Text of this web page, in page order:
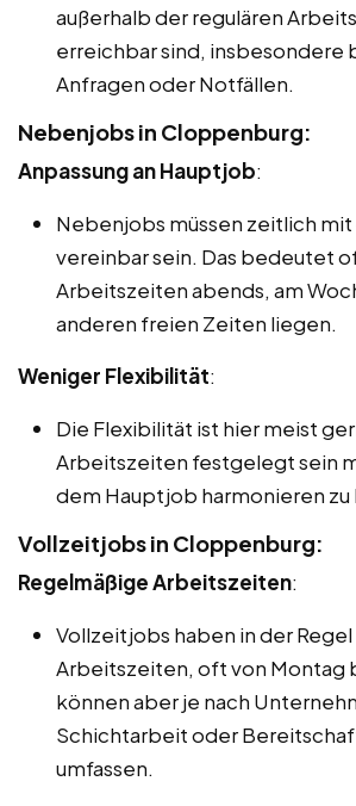
außerhalb der regulären
erreichbar sind, insbesondere
Anfragen oder Notfällen.
Nebenjobs in Cloppenburg:
Anpassung an Hauptjob:
Nebenjobs müssen zeitlich
vereinbar sein. Das bedeutet
Arbeitszeiten abends, am
anderen freien Zeiten liegen.
Weniger Flexibilität:
Die Flexibilität ist hier meist
Arbeitszeiten festgelegt sein
dem Hauptjob harmonieren zu
Vollzeitjobs in Cloppenburg:
Regelmäßige Arbeitszeiten:
Vollzeitjobs haben in der
Arbeitszeiten, oft von Montag
können aber je nach
Schichtarbeit oder
umfassen.